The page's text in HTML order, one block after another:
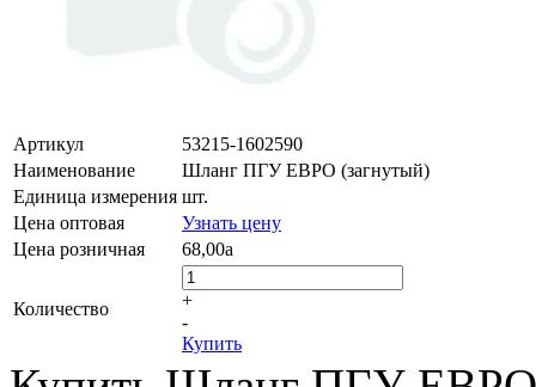
Артикул
53215-1602590
Наименование
Шланг ПГУ ЕВРО (загнутый)
Единица измерения шт.
Цена оптовая
Узнать цену
Цена розничная
68,00a
Количество
+
-
Купить